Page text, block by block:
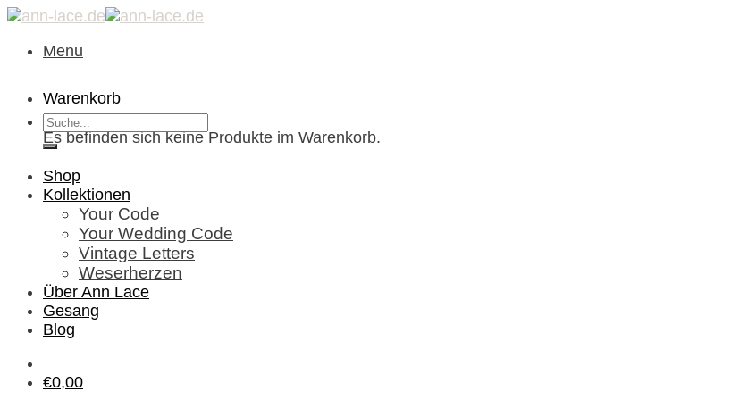
Skip
contentMenu
Warenkorb
Es befinden sich keine Produkte im Warenkorb.
Suche
nach:
Shop
Kollektionen
Your Code
Your Wedding Code
Vintage Letters
Weserherzen
Über Ann Lace
Gesang
Blog
€0,00